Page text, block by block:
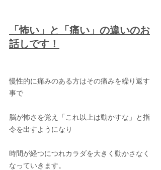
「怖い」と「痛い」の違いのお
話しです！
慢性的に痛みのある方はその痛みを繰り返す
事で
脳が怖さを覚え「これ以上は動かすな」と指
令を出すようになり
時間が経つにつれカラダを大きく動かさなく
なっていきます。